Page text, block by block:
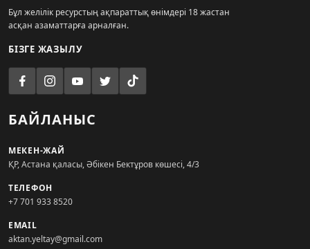
Бұл желілік ресурстың ақпараттық өнімдері 18 жастан
асқан азаматтарға арналған.
БІЗГЕ ЖАЗЫЛУ
БАЙЛАНЫС
МЕКЕН-ЖАЙ
ҚР, Астана қаласы, Әбікен Бектұров көшесі, 4/3
ТЕЛЕФОН
+7 701 933 8520
EMAIL
aktan.yeltay@gmail.com